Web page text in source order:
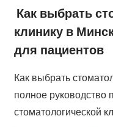
Как выбрать
клинику в
для пациентов
Как выбрать
полное
стоматологической